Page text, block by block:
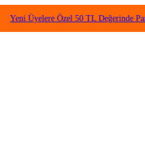
Özel 50 TL Değerinde Para Puan!